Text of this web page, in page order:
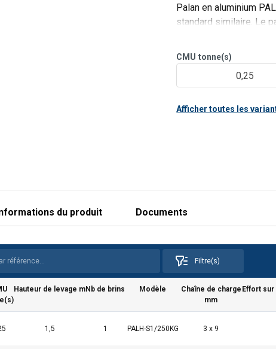
Palan en aluminium
standard similaire. Le
Chaque palan
CMU tonne(s)
0,25
Afficher toutes les
du produit Documents
Filtre(s)
Hauteur de levage mNb de brins Modèle
Chaîne de charge
mm
Effort
1,5 1 PALH-S1/250KG 3 x 9